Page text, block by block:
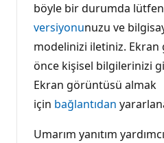
böyle bir durumda lütfen
versiyonunuzu ve
modelinizi iletiniz.
önce kişisel bilgilerinizi
Ekran görüntüsü almak
için bağlantıdan
Umarım yanıtım